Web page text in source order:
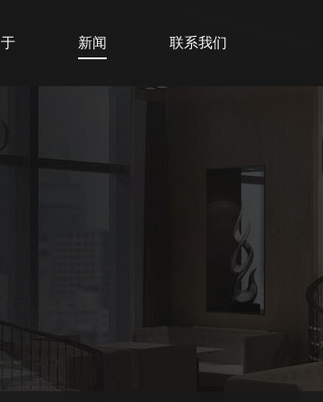
新闻 联系我们